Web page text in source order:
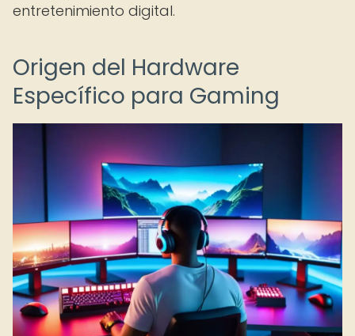
entretenimiento digital.
Origen del Hardware
Específico para Gaming